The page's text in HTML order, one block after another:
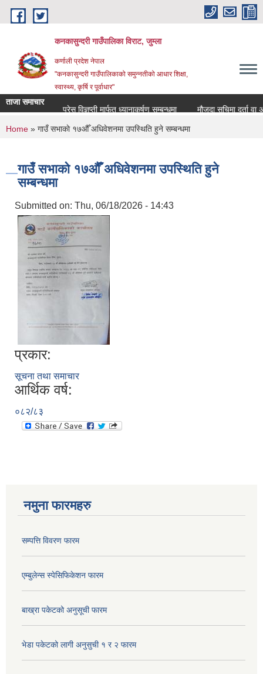
Skip to main content
कनकासुन्दरी गाउँपालिका विराट, जुम्ला
कर्णाली प्रदेश नेपाल
"कनकासुन्दरी गाउँपालिकाको समुन्नतीको आधार शिक्षा,
स्वास्थ्य, कृर्षि र पूर्वाधार"
ताजा समाचार
प्रेस विज्ञप्ती मार्फत ध्यानाकर्षण सम्बन्धमा
मौजुदा सुचिमा दर्ता वा
You are here
Home » गाउँ सभाकाे १७औँ अधिवेशनमा उपस्थिति हुने सम्बन्धमा
गाउँ सभाकाे १७औँ अधिवेशनमा उपस्थिति हुने
सम्बन्धमा
Submitted on: Thu, 06/18/2026 - 14:43
प्रकार:
सूचना तथा समाचार
आर्थिक वर्ष:
०८२/८३
नमुना फारमहरु
सम्पत्ति विवरण फारम
एम्बुलेन्स स्पेसिफिकेशन फारम
बाख्रा पकेटको अनुसूची फारम
भेडा पकेटको लागी अनुसुची १ र २ फारम